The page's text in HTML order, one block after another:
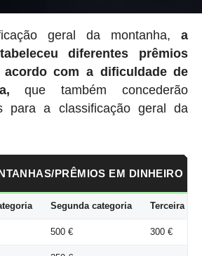
geral da montanha,a
diferentes prêmios
com a dificuldade de
que também concederão
para a classificação geral da
PRÊMIOS EM DINHEIRO
Segunda categoria Terceira
500 € 300 €